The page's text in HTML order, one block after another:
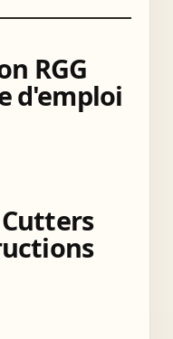
RGG
d'emploi
Cutters